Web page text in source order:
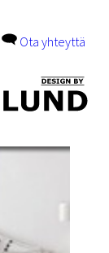
Ota yhteyttä